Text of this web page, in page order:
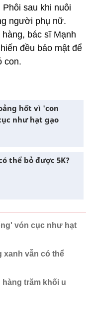
sau khi nuôi
người phụ nữ.
bác sĩ Mạnh
đều bảo mật để
con.
hốt vì 'con
như hạt gạo
thể bỏ được 5K?
vón cục như hạt
xanh vẫn có thể
trăm khối u